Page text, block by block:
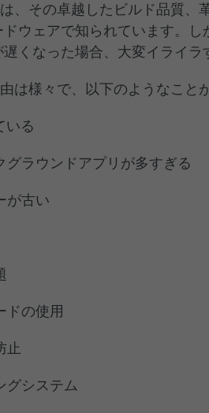
、その卓越したビルド品質、
ウェアで知られています。
くなった場合、大変イライラ
は様々で、以下のようなこと
いる
グラウンドアプリが多すぎる
が古い
ドの使用
止
グシステム